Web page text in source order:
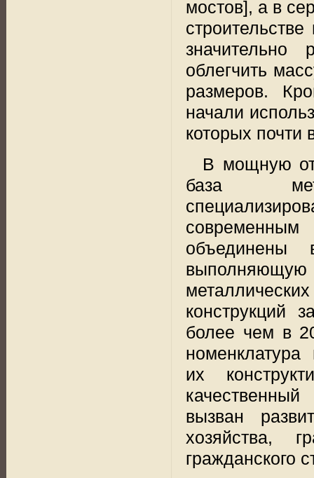
мостов], а в
значительно
облегчить
размеров.
начали
которых почти
В мощную
база
современным
объединены
конструкций
более чем в
номенклатура
их
вызван
хозяйства,
гражданского